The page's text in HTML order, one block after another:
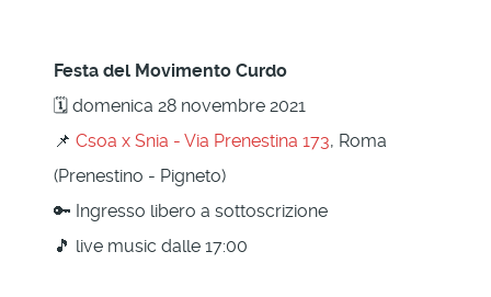
Festa del Movimento Curdo
🗓 domenica 28 novembre 2021
📌 Csoa x Snia - Via Prenestina 173, Roma
(Prenestino - Pigneto)
🔑 Ingresso libero a sottoscrizione
🎵 live music dalle 17:00